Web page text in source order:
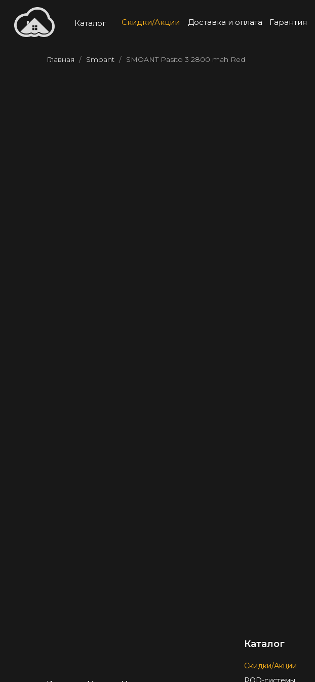
Каталог Скидки/Акции Доставка и оплата Гарантия
Главная Smoant SMOANT Pasito 3 2800 mah Red
Скидки/Акции
Каталог